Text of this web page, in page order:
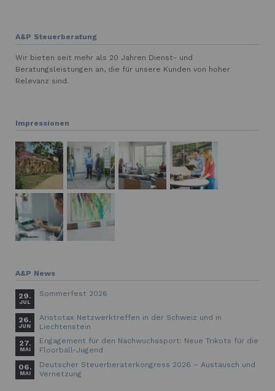
A&P Steuerberatung
Wir bieten seit mehr als 20 Jahren Dienst- und
Beratungsleistungen an, die für unsere Kunden von hoher
Relevanz sind.
Impressionen
A&P News
29.
JUL
Sommerfest 2026
26.
JUN
Aristotax Netzwerktreffen in der Schweiz und in
Liechtenstein
27.
MAI
Engagement für den Nachwuchssport: Neue Trikots für die
Floorball-Jugend
06.
MAI
Deutscher Steuerberaterkongress 2026 – Austausch und
Vernetzung